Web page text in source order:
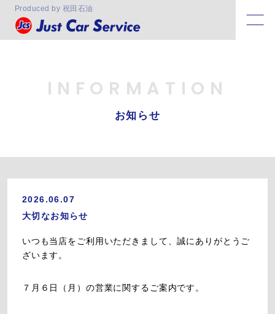
Produced by 祝田石油
INFORMATION
お知らせ
2026.06.07
大切なお知らせ
いつも当店をご利用いただきまして、誠にありがとうご
ざいます。
７月６日（月）の営業に関するご案内です。